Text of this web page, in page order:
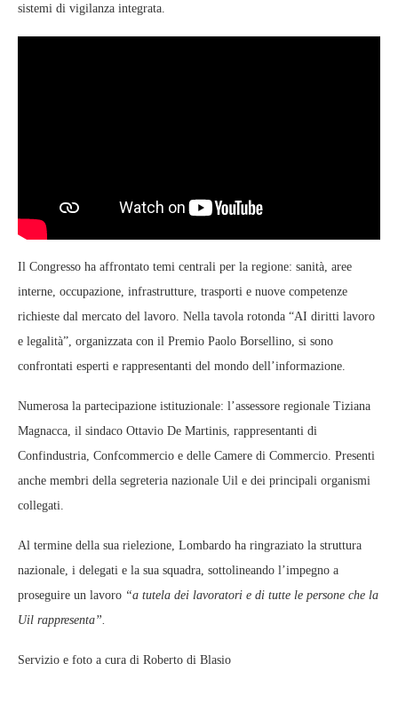
sistemi di vigilanza integrata.
Il Congresso ha affrontato temi centrali per la regione: sanità, aree
interne, occupazione, infrastrutture, trasporti e nuove competenze
richieste dal mercato del lavoro. Nella tavola rotonda “AI diritti lavoro
e legalità”, organizzata con il Premio Paolo Borsellino, si sono
confrontati esperti e rappresentanti del mondo dell’informazione.
Numerosa la partecipazione istituzionale: l’assessore regionale Tiziana
Magnacca, il sindaco Ottavio De Martinis, rappresentanti di
Confindustria, Confcommercio e delle Camere di Commercio. Presenti
anche membri della segreteria nazionale Uil e dei principali organismi
collegati.
Al termine della sua rielezione, Lombardo ha ringraziato la struttura
nazionale, i delegati e la sua squadra, sottolineando l’impegno a
proseguire un lavoro “a tutela dei lavoratori e di tutte le persone che la
Uil rappresenta”.
Servizio e foto a cura di Roberto di Blasio